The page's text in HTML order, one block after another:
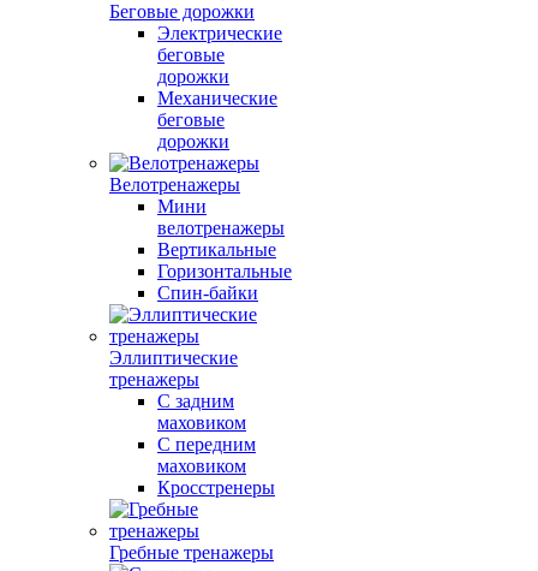
Беговые дорожки
Электрические
беговые
дорожки
Механические
беговые
дорожки
Велотренажеры
Мини
велотренажеры
Вертикальные
Горизонтальные
Спин-байки
Эллиптические
тренажеры
С задним
маховиком
С передним
маховиком
Кросстренеры
Гребные тренажеры